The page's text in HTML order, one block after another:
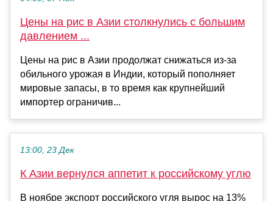
Цены на рис в Азии столкнулись с большим
давлением ...
Цены на рис в Азии продолжат снижаться из-за
обильного урожая в Индии, который пополняет
мировые запасы, в то время как крупнейший
импортер ограничив...
13:00, 23 Дек
К Азии вернулся аппетит к российскому углю
В ноябре экспорт российского угля вырос на 13%